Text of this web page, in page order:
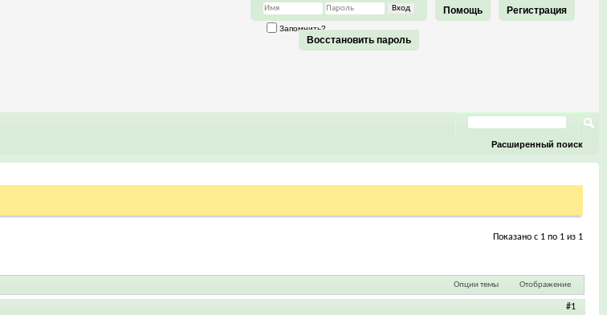
Регистрация
Помощь
Запомнить?
Восстановить пароль
Расширенный поиск
Показано с 1 по 1 из 1
Опции темы Отображение
#1